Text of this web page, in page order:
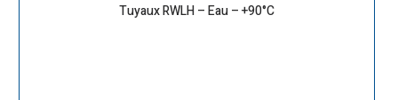
Tuyaux RWLH – Eau – +90°C